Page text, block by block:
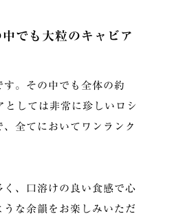
でも⼤粒のキャビア
。その中でも全体の約
しては⾮常に珍しいロシ
全てにおいてワンランク
、口溶けの良い食感で心
な余韻をお楽しみいただ